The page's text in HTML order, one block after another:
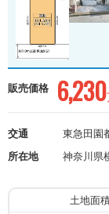
販売価格 6,230
交通
東急田園
所在地
神奈川県
⼟地⾯